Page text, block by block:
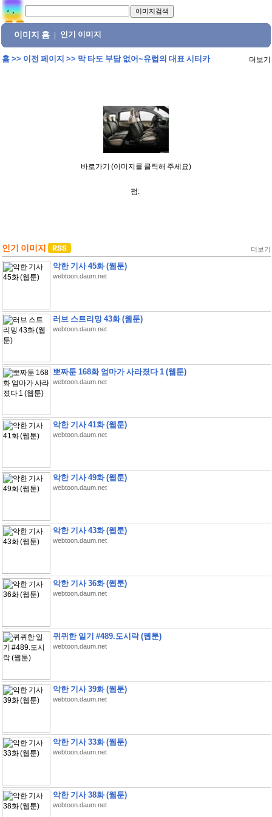
이미지 홈 인기 이미지
홈>> 이전 페이지 >> 막 타도 부담 없어~유럽의 대표 시티카 더보기
바로가기 (이미지를 클릭해 주세요)
펌:
인기 이미지 더보기
악한 기사 45화 (웹툰)
webtoon.daum.net
러브 스트리밍 43화 (웹툰)
webtoon.daum.net
뽀짜툰 168화 엄마가 사라졌다 1 (웹툰)
webtoon.daum.net
악한 기사 41화 (웹툰)
webtoon.daum.net
악한 기사 49화 (웹툰)
webtoon.daum.net
악한 기사 43화 (웹툰)
webtoon.daum.net
악한 기사 36화 (웹툰)
webtoon.daum.net
퀴퀴한 일기 #489.도시락 (웹툰)
webtoon.daum.net
악한 기사 39화 (웹툰)
webtoon.daum.net
악한 기사 33화 (웹툰)
webtoon.daum.net
악한 기사 38화 (웹툰)
webtoon.daum.net